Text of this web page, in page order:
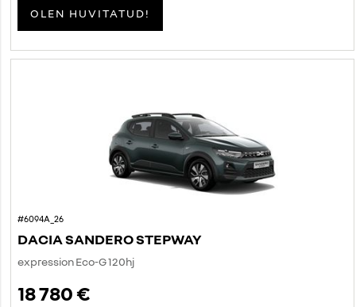
OLEN HUVITATUD!
#6094A_26
DACIA SANDERO STEPWAY
expression Eco-G 120hj
18 780 €